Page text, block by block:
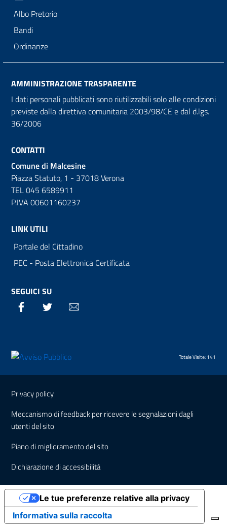
Albo Pretorio
Bandi
Ordinanze
AMMINISTRAZIONE TRASPARENTE
I dati personali pubblicati sono riutilizzabili solo alle condizioni
previste dalla direttiva comunitaria 2003/98/CE e dal d.lgs.
36/2006
CONTATTI
Comune di Malcesine
Piazza Statuto, 1 - 37018 Verona
TEL 045 6589911
P.IVA 00601160237
LINK UTILI
Portale del Cittadino
PEC - Posta Elettronica Certificata
SEGUICI SU
Facebook Twitter
Totale Visite: 141
Sezione Link Utili
Privacy policy
Meccanismo di feedback per ricevere le segnalazioni dagli
utenti del sito
Piano di miglioramento del sito
Dichiarazione di accessibilità
Informativa sulla raccolta
Le tue preferenze relative alla privacy